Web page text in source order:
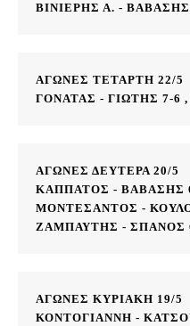
ΒΙΝΙΕΡΗΣ Α. - ΒΑΒΑΣΗΣ
ΑΓΩΝΕΣ ΤΕΤΑΡΤΗ 22/5
ΓΟΝΑΤΑΣ - ΓΙΩΤΗΣ 7-6 ,
ΑΓΩΝΕΣ ΔΕΥΤΕΡΑ 20/5
ΚΑΠΠΑΤΟΣ - ΒΑΒΑΣΗΣ
ΜΟΝΤΕΣΑΝΤΟΣ -
ΖΑΜΠΑΥΤΗΣ - ΣΠΑΝΟΣ
ΑΓΩΝΕΣ ΚΥΡΙΑΚΗ 19/5
ΚΟΝΤΟΓΙΑΝΝΗ -